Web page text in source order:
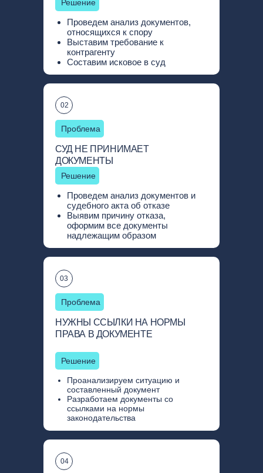
Проведем анализ документов,
относящихся к спору
Выставим требование к
контрагенту
Составим исковое в суд
Решение
02
СУД НЕ ПРИНИМАЕТ
ДОКУМЕНТЫ
Проведем анализ документов и
судебного акта об отказе
Выявим причину отказа,
оформим все документы
надлежащим образом
Проблема
Решение
03
НУЖНЫ ССЫЛКИ НА НОРМЫ
ПРАВА В ДОКУМЕНТЕ
Проанализируем ситуацию и
составленный документ
Разработаем документы со
ссылками на нормы
законодательства
Проблема
Решение
04